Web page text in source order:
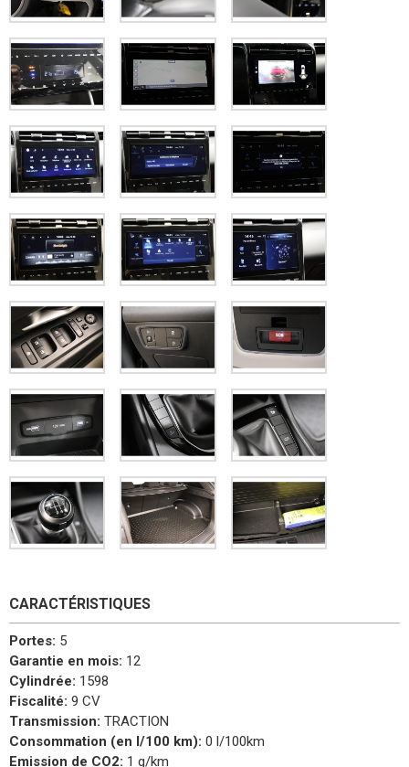
CARACTÉRISTIQUES
Portes: 5
Garantie en mois: 12
Cylindrée: 1598
Fiscalité: 9 CV
Transmission: TRACTION
Consommation (en l/100 km): 0 l/100km
Emission de CO2: 1 g/km